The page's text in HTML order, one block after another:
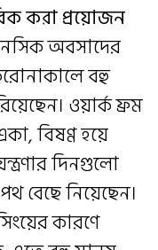
করা প্রয়োজন
অবসাদের
বহু
ওয়ার্ক ফ্রম
বিষণ্ণ হয়ে
দিনগুলো
বেছে নিয়েছেন।
কারণে